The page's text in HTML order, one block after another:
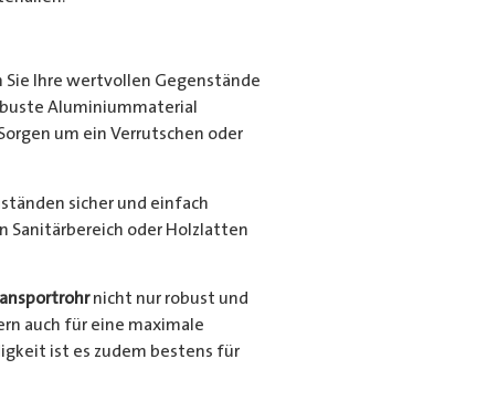
Ihre wertvollen Gegenstände
Aluminiummaterial
um ein Verrutschen oder
sicher und einfach
Sanitärbereich oder Holzlatten
nicht nur robust und
auch für eine maximale
ist es zudem bestens für